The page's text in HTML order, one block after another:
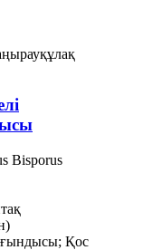
Bisporus
Қос